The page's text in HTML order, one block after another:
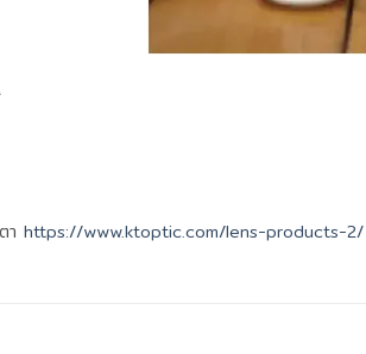
า https://www.ktoptic.com/lens-products-2/